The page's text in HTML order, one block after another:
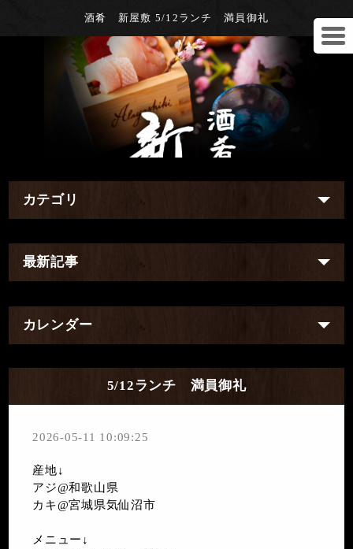
酒肴 新屋敷 5/12ランチ 満員御礼
カテゴリ
最新記事
カレンダー
5/12ランチ 満員御礼
2026-05-11 10:09:25
産地↓
アジ@和歌山県
カキ@宮城県気仙沼市
メニュー↓